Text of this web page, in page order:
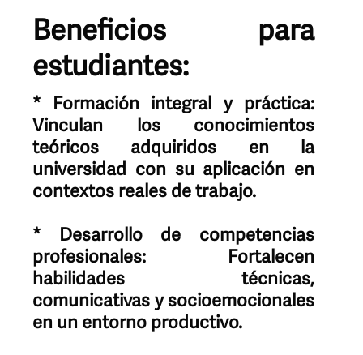
Beneficios para
estudiantes:
* Formación integral y práctica:
Vinculan los conocimientos
teóricos adquiridos en la
universidad con su aplicación en
contextos reales de trabajo.
* Desarrollo de competencias
profesionales: Fortalecen
habilidades técnicas,
comunicativas y socioemocionales
en un entorno productivo.